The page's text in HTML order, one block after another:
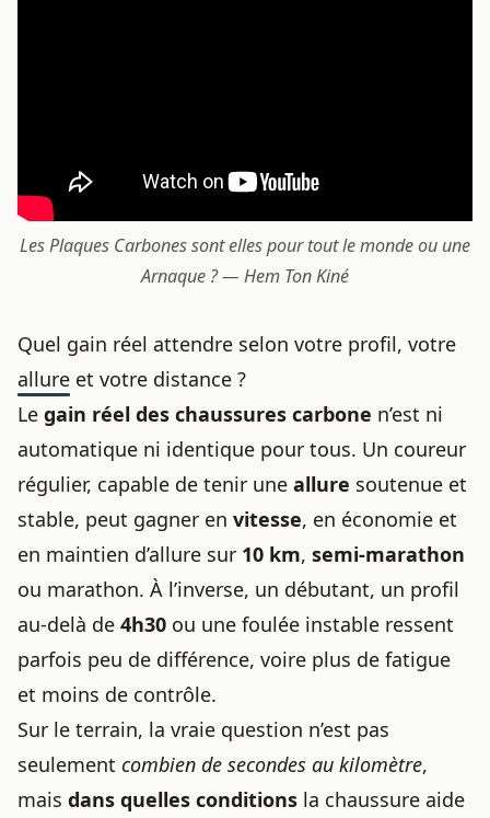
Les Plaques Carbones sont elles pour tout le monde ou une
Arnaque ? — Hem Ton Kiné
Quel gain réel attendre selon votre profil, votre
allure et votre distance ?
Le gain réel des chaussures carbone n’est ni
automatique ni identique pour tous. Un coureur
régulier, capable de tenir une allure soutenue et
stable, peut gagner en vitesse, en économie et
en maintien d’allure sur 10 km, semi-marathon
ou marathon. À l’inverse, un débutant, un profil
au-delà de 4h30 ou une foulée instable ressent
parfois peu de différence, voire plus de fatigue
et moins de contrôle.
Sur le terrain, la vraie question n’est pas
seulement combien de secondes au kilomètre,
mais dans quelles conditions la chaussure aide